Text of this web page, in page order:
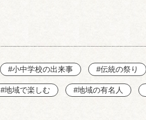
#小中学校の出来事 #伝統の祭り
#地域で楽しむ #地域の有名人